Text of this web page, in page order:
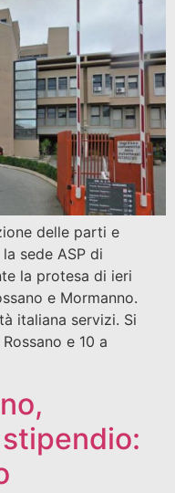
delle parti e
sede ASP di
la protesa di ieri
e Mormanno.
italiana servizi. Si
e 10 a